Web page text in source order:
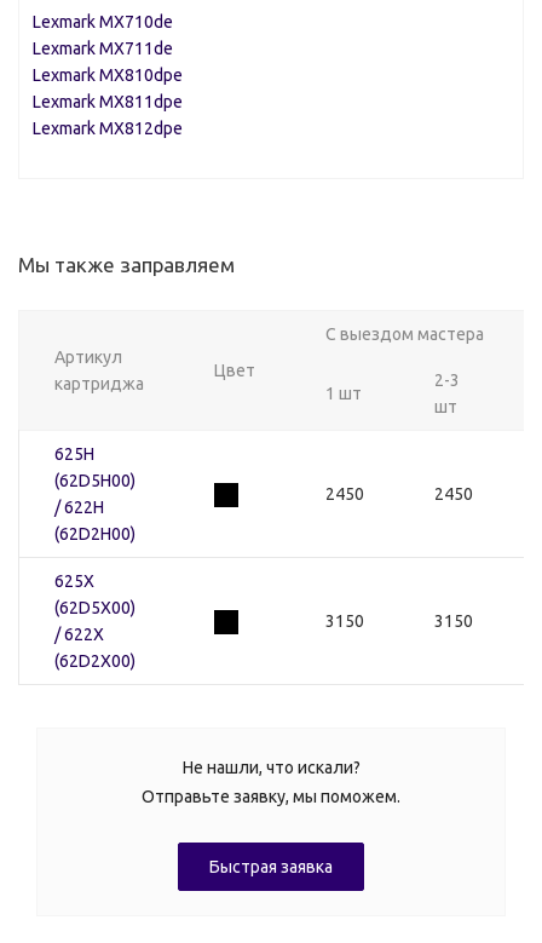
Lexmark MX710de
Lexmark MX711de
Lexmark MX810dpe
Lexmark MX811dpe
Lexmark MX812dpe
Мы также заправляем
Артикул
картриджа
Цвет
С выездом мастера
1 шт
2-3
шт
625H
(62D5H00)
/ 622H
(62D2H00)
2450 2450
625X
(62D5X00)
/ 622X
(62D2X00)
3150 3150
Не нашли, что искали?
Отправьте заявку, мы поможем.
Быстрая заявка